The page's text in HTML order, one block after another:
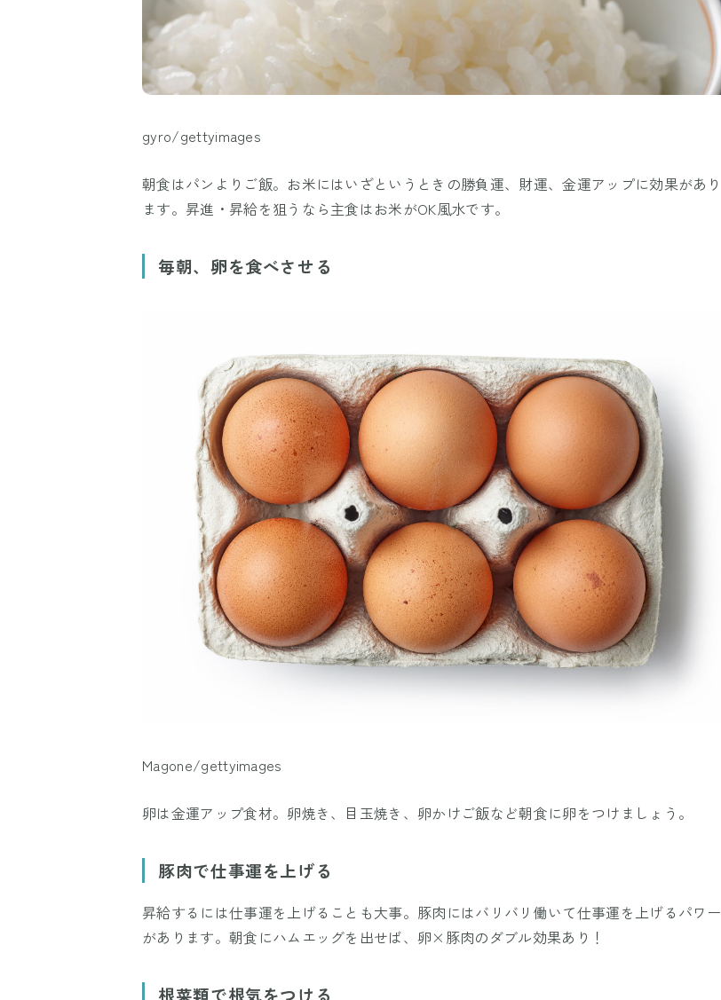
gyro/gettyimages
朝食はパンよりご飯。お米にはいざというときの勝負運、財運、金運アップに効果があり
ます。昇進・昇給を狙うなら主食はお米がOK風水です。
毎朝、卵を食べさせる
Magone/gettyimages
卵は金運アップ食材。卵焼き、目玉焼き、卵かけご飯など朝食に卵をつけましょう。
豚肉で仕事運を上げる
昇給するには仕事運を上げることも大事。豚肉にはバリバリ働いて仕事運を上げるパワー
があります。朝食にハムエッグを出せば、卵×豚肉のダブル効果あり！
根菜類で根気をつける